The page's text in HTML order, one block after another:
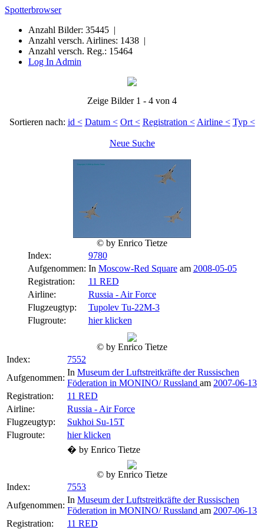
Spotterbrowser
Anzahl Bilder: 35445 |
Anzahl versch. Airlines: 1438 |
Anzahl versch. Reg.: 15464
Log In Admin
Zeige Bilder 1 - 4 von 4
Sortieren nach: id < Datum < Ort < Registration < Airline < Typ <
Neue Suche
© by Enrico Tietze
Index:
9780
Aufgenommen: In Moscow-Red Squaream 2008-05-05
Registration:
11 RED
Airline:
Russia - Air Force
Flugzeugtyp:
Tupolev Tu-22M-3
Flugroute:
hier klicken
© by Enrico Tietze
Index:
7552
Aufgenommen:
In Museum der Luftstreitkräfte der Russischen
Föderation in MONINO/ Russland am 2007-06-13
Registration:
11 RED
Airline:
Russia - Air Force
Flugzeugtyp:
Sukhoi Su-15T
Flugroute:
hier klicken
� by Enrico Tietze
© by Enrico Tietze
Index:
7553
Aufgenommen:
In Museum der Luftstreitkräfte der Russischen
Föderation in MONINO/ Russland am 2007-06-13
Registration:
11 RED